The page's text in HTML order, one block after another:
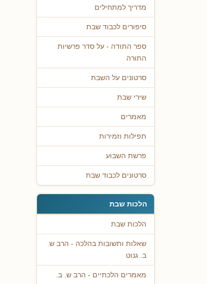
מדריך למתחילים
סיפורים לכבוד שבת
ספר התודה - על סדר פרשיות
התורה
סרטונים על השבת
שירי שבת
מאמרים
תפילות וזמירות
פרשת השבוע
סרטונים לכבוד שבת
הלכות שבת
הלכות שבת
שאלות ותשובות בהלכה - הרב ש.
ב. גנוט
מאמרים הלכתיים - הרב ש. ב.